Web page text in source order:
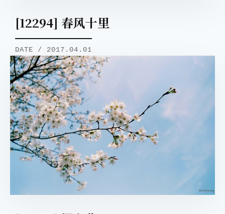
[12294] 春风十里
DATE / 2017.04.01
取消